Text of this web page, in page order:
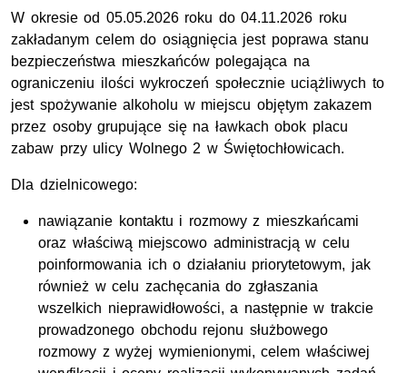
W okresie od 05.05.2026 roku do 04.11.2026 roku
zakładanym celem do osiągnięcia jest poprawa stanu
bezpieczeństwa mieszkańców polegająca na
ograniczeniu ilości wykroczeń społecznie uciążliwych to
jest spożywanie alkoholu w miejscu objętym zakazem
przez osoby grupujące się na ławkach obok placu
zabaw przy ulicy Wolnego 2 w Świętochłowicach.
Dla dzielnicowego:
nawiązanie kontaktu i rozmowy z mieszkańcami
oraz właściwą miejscowo administracją w celu
poinformowania ich o działaniu priorytetowym, jak
również w celu zachęcania do zgłaszania
wszelkich nieprawidłowości, a następnie w trakcie
prowadzonego obchodu rejonu służbowego
rozmowy z wyżej wymienionymi, celem właściwej